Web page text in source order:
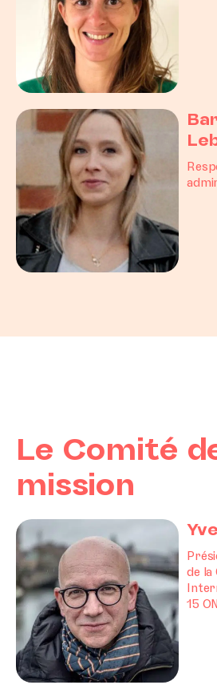
Le Comité
mission
de la
15